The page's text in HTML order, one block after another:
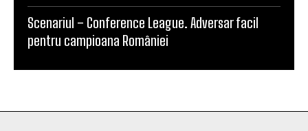
Scenariul – Conference League. Adversar facil
pentru campioana României